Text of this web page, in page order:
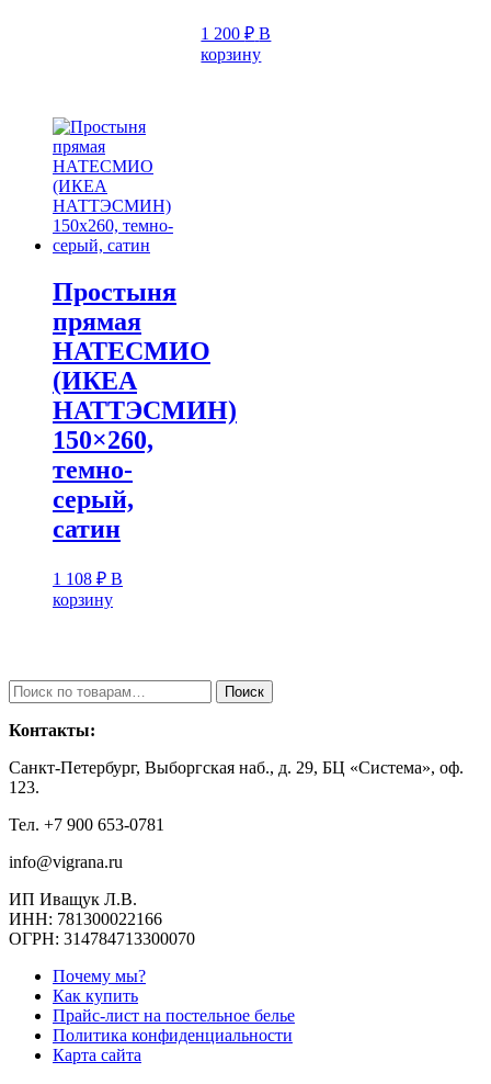
1 200₽ В
корзину
Простыня
прямая
НАТЕСМИО
(ИКЕА
НАТТЭСМИН)
150×260,
темно-
серый,
сатин
1 108 ₽ В
корзину
Искать: Поиск
Контакты:
Санкт-Петербург, Выборгская наб., д. 29, БЦ «Система», оф.
123.
Тел. +7 900 653-0781
info@vigrana.ru
ИП Иващук Л.В.
ИНН: 781300022166
ОГРН: 314784713300070
Почему мы?
Как купить
Прайс-лист на постельное белье
Политика конфиденциальности
Карта сайта